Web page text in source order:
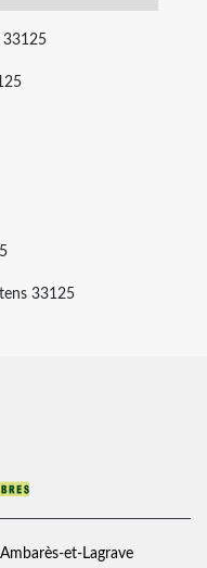
33125
33125
et-Lagrave